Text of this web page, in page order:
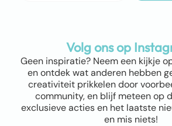
Volg ons op
Geen inspiratie? Neem een kijkje
en ontdek wat anderen hebben
creativiteit prikkelen door
community, en blijf meteen op
exclusieve acties en het laatste
en mis niets!